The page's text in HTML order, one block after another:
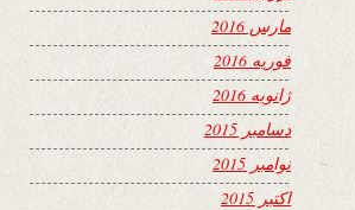
مارس 2016
فوریه 2016
ژانویه 2016
دسامبر 2015
نوامبر 2015
اکتبر 2015